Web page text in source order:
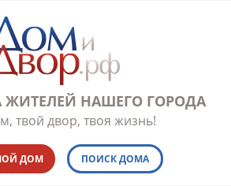
ЖИТЕЛЕЙ НАШЕГО ГОРОДА
твой двор, твоя жизнь!
ДОМ ПОИСК ДОМА